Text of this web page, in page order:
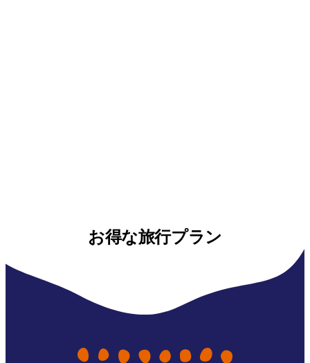
お得な旅行プラン